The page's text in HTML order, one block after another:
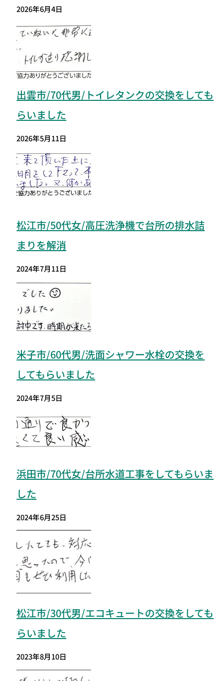
2026年6月4日
出雲市/70代男/トイレタンクの交換をしても
らいました
2026年5月11日
松江市/50代女/高圧洗浄機で台所の排水詰
まりを解消
2024年7月11日
米子市/60代男/洗面シャワー水栓の交換を
してもらいました
2024年7月5日
浜田市/70代女/台所水道工事をしてもらいま
した
2024年6月25日
松江市/30代男/エコキュートの交換をしても
らいました
2023年8月10日